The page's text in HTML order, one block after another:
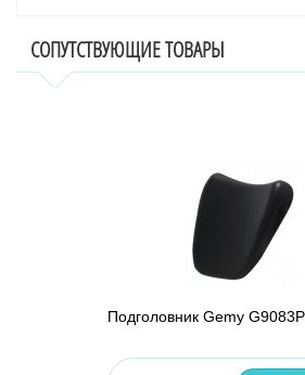
СОПУТСТВУЮЩИЕ ТОВАРЫ
Подголовник Gemy